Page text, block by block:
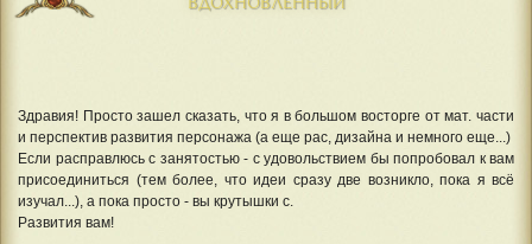
Здравия! Просто зашел сказать, что я в большом восторге от мат. части
и перспектив развития персонажа (а еще рас, дизайна и немного еще...)
Если расправлюсь с занятостью - с удовольствием бы попробовал к вам
присоединиться (тем более, что идеи сразу две возникло, пока я всё
изучал...), а пока просто - вы крутышки с.
Развития вам!